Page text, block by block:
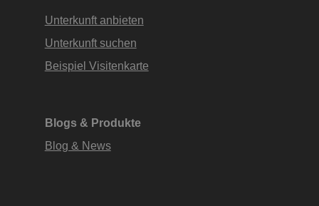
Unterkunft anbieten
Unterkunft suchen
Beispiel Visitenkarte
Blogs & Produkte
Blog & News